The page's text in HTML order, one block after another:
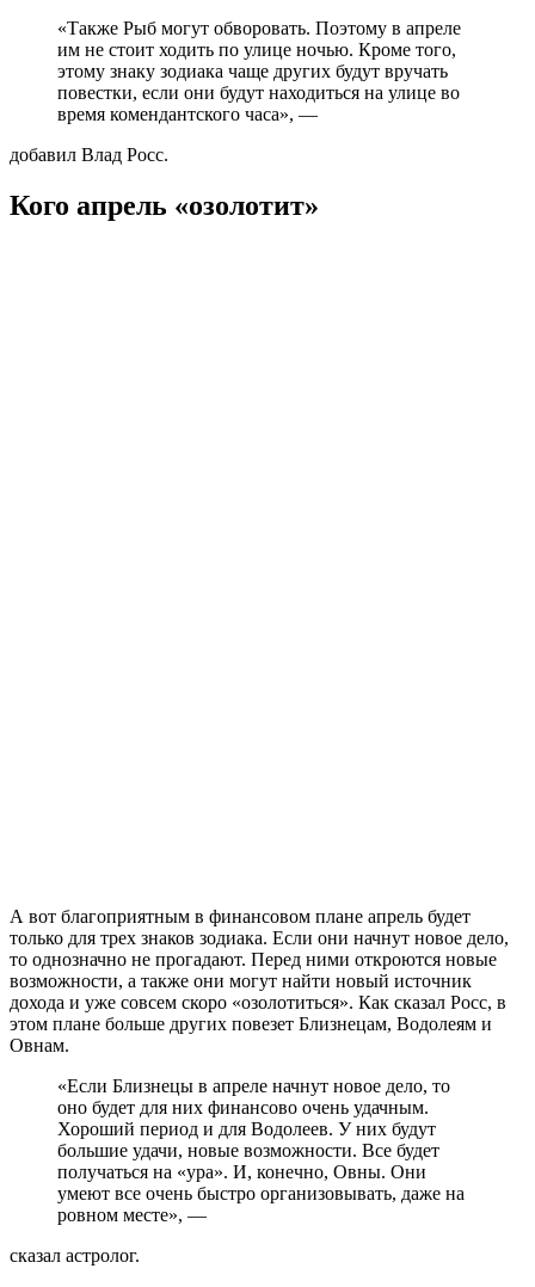
«Также Рыб могут обворовать. Поэтому в апреле
им не стоит ходить по улице ночью. Кроме того,
этому знаку зодиака чаще других будут вручать
повестки, если они будут находиться на улице во
время комендантского часа», —
добавил Влад Росс.
Кого апрель «озолотит»
А вот благоприятным в финансовом плане апрель будет
только для трех знаков зодиака. Если они начнут новое дело,
то однозначно не прогадают. Перед ними откроются новые
возможности, а также они могут найти новый источник
дохода и уже совсем скоро «озолотиться». Как сказал Росс, в
этом плане больше других повезет Близнецам, Водолеям и
Овнам.
«Если Близнецы в апреле начнут новое дело, то
оно будет для них финансово очень удачным.
Хороший период и для Водолеев. У них будут
большие удачи, новые возможности. Все будет
получаться на «ура». И, конечно, Овны. Они
умеют все очень быстро организовывать, даже на
ровном месте», —
сказал астролог.